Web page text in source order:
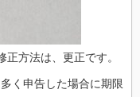
方法は、更正です。
く申告した場合に期限